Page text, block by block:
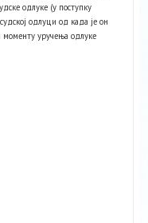
одлуке (у поступку
одлуци од када је он
моменту уручења одлуке